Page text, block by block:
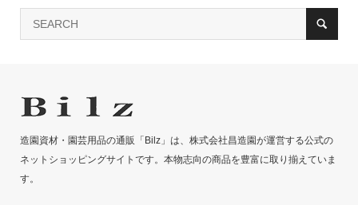
造園資材・園芸用品の通販「Bilz」は、株式会社昌造園が運営する公式の
ネットショッピングサイトです。本物志向の商品を豊富に取り揃えていま
す。